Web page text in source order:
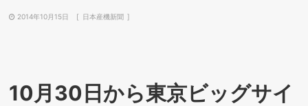
2014年10月15日 日本産機新聞
10月30日から東京ビッグサイ